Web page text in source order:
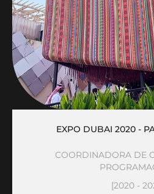
EXPO DUBAI 2020 -
COORDINADORA DE
[2020 -